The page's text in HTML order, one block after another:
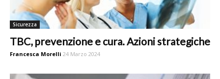
Sicurezza
TBC, prevenzione e cura. Azioni strategiche
Francesca Morelli 24 Marzo 2024